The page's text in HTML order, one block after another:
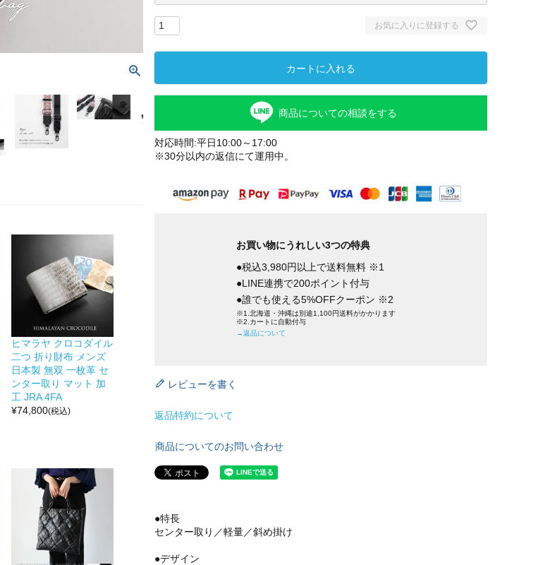
ブラック
ヒマラヤ クロコダイル
二つ 折り財布 メンズ
日本製 無双 一枚革 セ
ンター取り マット 加
工 JRA 4FA
¥74,800(税込)
お気に入りに登録する
カートに入れる
商品についての相談をする
対応時間:平日10:00～17:00
※30分以内の返信にて運用中。
お買い物にうれしい3つの特典
●税込3,980円以上で送料無料 ※1
●LINE連携で200ポイント付与
●誰でも使える5%OFFクーポン ※2
※1.北海道・沖縄は別途1,100円送料がかかります
※2.カートに自動付与
→返品について
レビューを書く
返品特約について
商品についてのお問い合わせ
●特長
センター取り／軽量／斜め掛け
●デザイン